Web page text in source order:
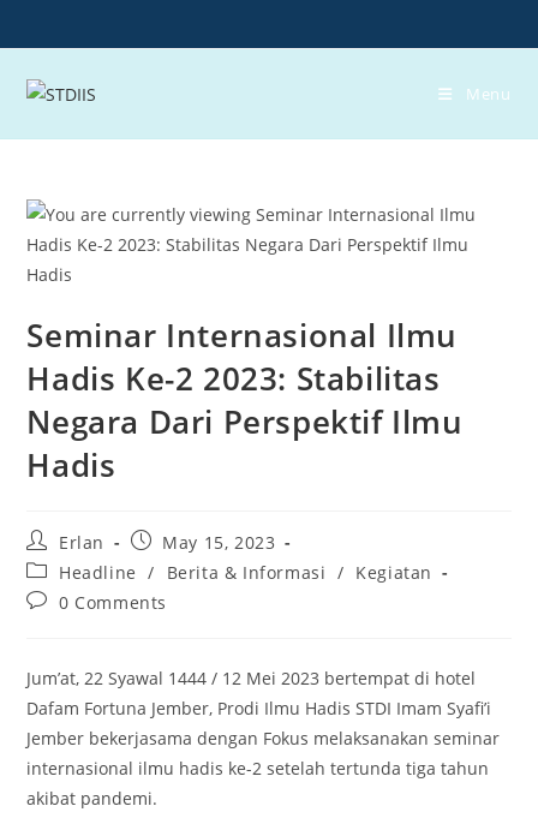
to
content
Menu
Seminar Internasional Ilmu
Hadis Ke-2 2023: Stabilitas
Negara Dari Perspektif Ilmu
Hadis
Post
author:
Erlan
Post
published:
May 15, 2023
Post
category:
Headline / Berita & Informasi / Kegiatan
Post0 Comments
Jum’at, 22 Syawal 1444 / 12 Mei 2023 bertempat di hotel
Dafam Fortuna Jember, Prodi Ilmu Hadis STDI Imam Syafi’i
Jember bekerjasama dengan Fokus melaksanakan seminar
internasional ilmu hadis ke-2 setelah tertunda tiga tahun
akibat pandemi.